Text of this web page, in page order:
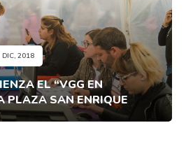
DIC, 2018
EL “VGG EN
PLAZA SAN ENRIQUE